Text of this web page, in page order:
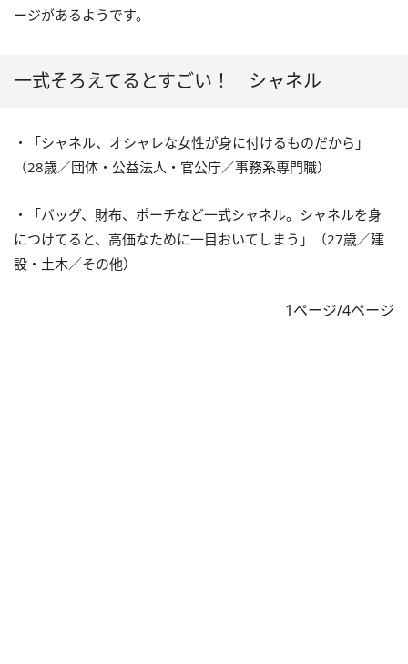
ージがあるようです。
一式そろえてるとすごい！ シャネル
・「シャネル、オシャレな女性が身に付けるものだから」
（28歳／団体・公益法人・官公庁／事務系専門職）
・「バッグ、財布、ポーチなど一式シャネル。シャネルを身
につけてると、高価なために一目おいてしまう」（27歳／建
設・土木／その他）
1ページ/4ページ